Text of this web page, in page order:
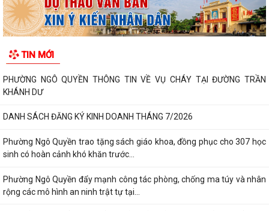
TIN MỚI
PHƯỜNG NGÔ QUYỀN THÔNG TIN VỀ VỤ CHÁY TẠI ĐƯỜNG TRẦN
KHÁNH DƯ
DANH SÁCH ĐĂNG KÝ KINH DOANH THÁNG 7/2026
Phường Ngô Quyền trao tặng sách giáo khoa, đồng phục cho 307 học
sinh có hoàn cảnh khó khăn trước...
Phường Ngô Quyền đẩy mạnh công tác phòng, chống ma túy và nhân
rộng các mô hình an ninh trật tự tại...